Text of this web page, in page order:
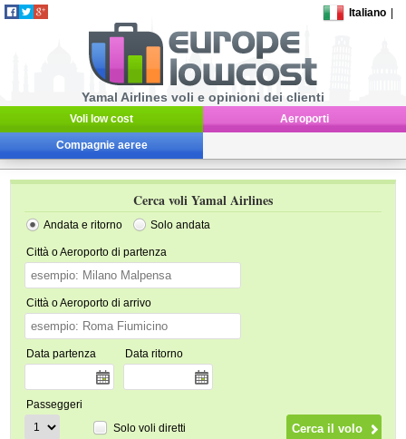
Italiano
Yamal Airlines voli e opinioni dei clienti
Voli low cost Aeroporti
Compagnie aeree
Cerca voli Yamal Airlines
Andata e ritorno Solo andata
Città o Aeroporto di partenza
Città o Aeroporto di arrivo
Data partenza Data ritorno
Passeggeri
Solo voli diretti